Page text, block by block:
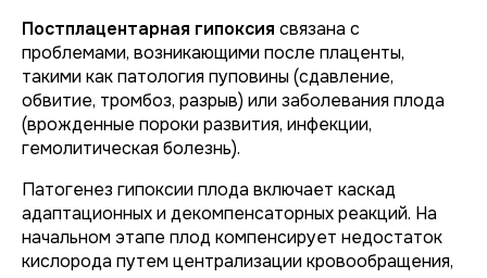
Постплацентарная гипоксия связана с
проблемами, возникающими после плаценты,
такими как патология пуповины (сдавление,
обвитие, тромбоз, разрыв) или заболевания плода
(врожденные пороки развития, инфекции,
гемолитическая болезнь).
Патогенез гипоксии плода включает каскад
адаптационных и декомпенсаторных реакций. На
начальном этапе плод компенсирует недостаток
кислорода путем централизации кровообращения,